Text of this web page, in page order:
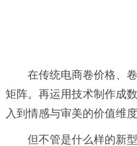
在传统电商卷价格、
矩阵。再运用技术制作成
入到情感与审美的价值维度
但不管是什么样的新